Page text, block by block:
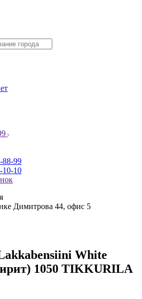
88-99
10-10
Димитрова 44, офис 5
White
1050 TIKKURILA